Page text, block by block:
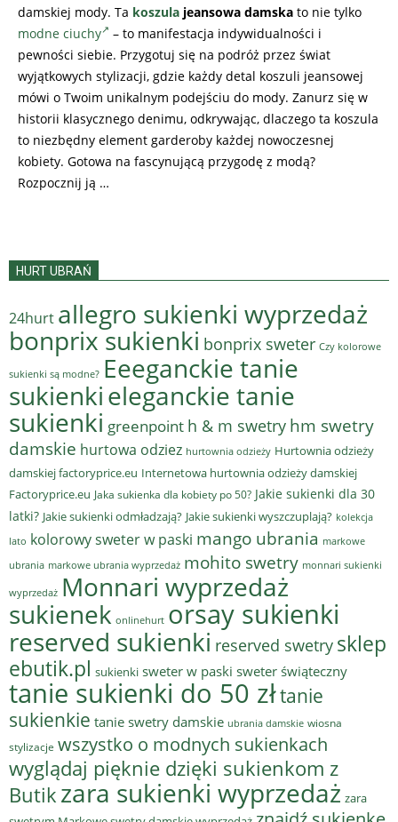
damskiej mody. Ta koszula jeansowa damska to nie tylko
modne ciuchy
– to manifestacja indywidualności i
pewności siebie. Przygotuj się na podróż przez świat
wyjątkowych stylizacji, gdzie każdy detal koszuli jeansowej
mówi o Twoim unikalnym podejściu do mody. Zanurz się w
historii klasycznego denimu, odkrywając, dlaczego ta koszula
to niezbędny element garderoby każdej nowoczesnej
kobiety. Gotowa na fascynującą przygodę z modą?
Rozpocznij ją …
HURT UBRAŃ
24hurt allegro sukienki wyprzedaż
bonprix sukienki bonprix sweter Czy kolorowe
sukienki są modne? Eeeganckie tanie
sukienkieleganckie tanie
sukienki greenpoint h & m swetry hm swetry
damskie hurtowa odziez hurtownia odzieży Hurtownia odzieży
damskiej factoryprice.eu Internetowa hurtownia odzieży damskiej
Factoryprice.eu Jaka sukienka dla kobiety po 50? Jakie sukienki dla 30
latki? Jakie sukienki odmładzają? Jakie sukienki wyszczuplają? kolekcja
lato kolorowy sweter w paski mango ubrania markowe
ubrania markowe ubrania wyprzedaż mohito swetry monnari sukienki
wyprzedaż Monnari wyprzedaż
sukienek onlinehurt orsay sukienki
reserved sukienki reserved swetry sklep
ebutik.pl sukienki sweter w paski sweter świąteczny
tanie sukienki do 50 złtanie
sukienkie tanie swetry damskie ubrania damskie wiosna
stylizacje wszystko o modnych sukienkach
wyglądaj pięknie dzięki sukienkom z
Butik zara sukienki wyprzedaż zara